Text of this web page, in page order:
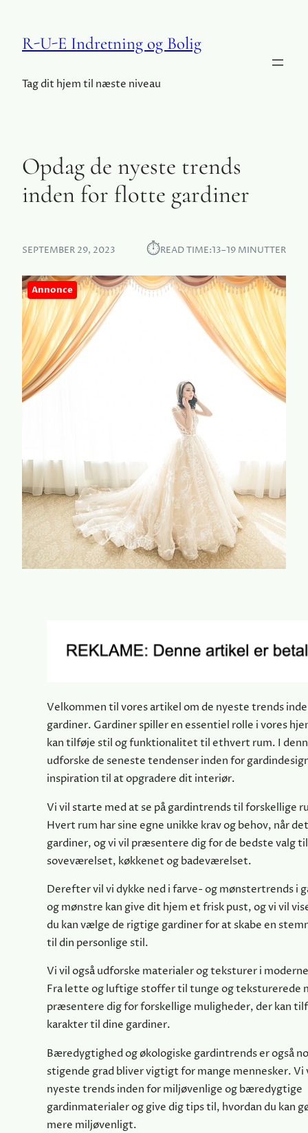
R-U-E Indretning og Bolig
Tag dit hjem til næste niveau
Opdag de nyeste trends
inden for flotte gardiner
SEPTEMBER 29, 2023 ⏱︎READ TIME:13–19 MINUTTER
Annonce
Velkommen til vores artikel om de nyeste trends
gardiner. Gardiner spiller en essentiel rolle i vores
kan tilføje stil og funktionalitet til ethvert rum. I
udforske de seneste tendenser inden for
inspiration til at opgradere dit interiør.
Vi vil starte med at se på gardintrends til forskellige
Hvert rum har sine egne unikke krav og behov, når
gardiner, og vi vil præsentere dig for de bedste valg
soveværelset, køkkenet og badeværelset.
Derefter vil vi dykke ned i farve- og mønstertrends i
og mønstre kan give dit hjem et frisk pust, og vi vil
du kan vælge de rigtige gardiner for at skabe en
til din personlige stil.
Vi vil også udforske materialer og teksturer i
Fra lette og luftige stoffer til tunge og teksturerede
præsentere dig for forskellige muligheder, der kan
karakter til dine gardiner.
Bæredygtighed og økologiske gardintrends er også
stigende grad bliver vigtigt for mange mennesker. Vi
nyeste trends inden for miljøvenlige og bæredygtige
gardinmaterialer og give dig tips til, hvordan du kan
mere miljøvenligt.